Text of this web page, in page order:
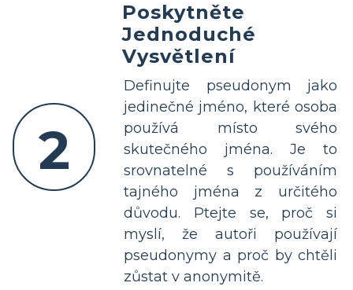
2
Poskytněte
Jednoduché
Vysvětlení
Definujte pseudonym jako
jedinečné jméno, které osoba
používá místo svého
skutečného jména. Je to
srovnatelné s používáním
tajného jména z určitého
důvodu. Ptejte se, proč si
myslí, že autoři používají
pseudonymy a proč by chtěli
zůstat v anonymitě.